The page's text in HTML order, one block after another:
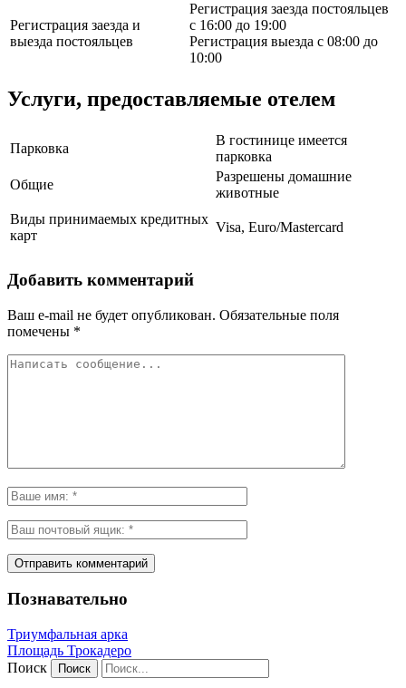
Регистрация заезда и
выезда постояльцев
Регистрация заезда постояльцев
с 16:00 до 19:00
Регистрация выезда с 08:00 до
10:00
Услуги, предоставляемые отелем
Парковка
В гостинице имеется
парковка
Общие
Разрешены домашние
животные
Виды принимаемых кредитных
карт
Visa, Euro/Mastercard
Добавить комментарий
Ваш e-mail не будет опубликован. Обязательные поля
помечены *
Познавательно
Триумфальная арка
Площадь Трокадеро
Поиск